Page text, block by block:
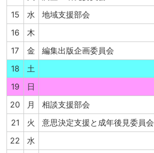
15
水
地域支援部会
16
木
17
金
編集出版企画委員会
18
土
19
日
20
月
相談支援部会
21
火
意思決定支援と成年後見委員会
22
水